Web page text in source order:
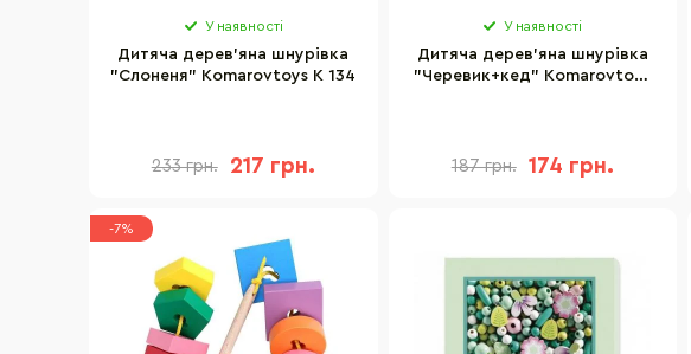
У наявності
Дитяча дерев'яна шнурівка
"Слоненя" Komarovtoys К 134
233 грн. 217 грн.
У наявності
Дитяча дерев'яна шнурівка
"Черевик+кед" Komarovtoys
187 грн. 174 грн.
-7%